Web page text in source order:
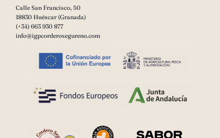
Calle San Francisco, 50
18830 Huéscar (Granada)
(+34) 663 930 877
info@igpcorderosegureno.com